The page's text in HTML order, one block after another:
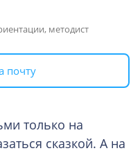
методист
почту
только на
сказкой. А на